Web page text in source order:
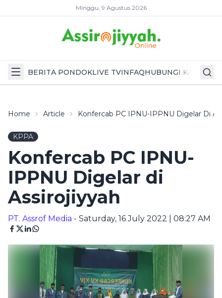
Minggu, 9 Agustus 2026
BERITA PONDOKLIVE TVINFAQHUBUNGI KAMI
Home Article Konfercab PC IPNU-IPPNU Digelar Di
KPPA
Konfercab PC IPNU-
IPPNU Digelar di
Assirojiyyah
PT. Assrof Media - Saturday, 16 July 2022 | 08:27 AM